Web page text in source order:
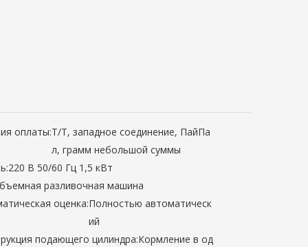
оплаты:Т/Т, западное соединение, ПайПа
л, грамм небольшой суммы
220 В 50/60 Гц 1,5 кВт
разливочная машина
оценка:Полностью автоматическ
ий
подающего цилиндра:Кормление в од